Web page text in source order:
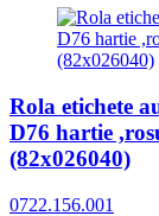
Rola etichete
D76 hartie
(82x026040)
0722.156.001